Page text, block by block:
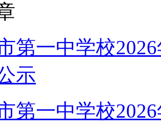
第一中学校
示
第一中学校